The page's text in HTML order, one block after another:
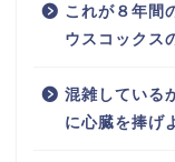
これが８年間
ウスコックス
混雑している
に心臓を捧げ